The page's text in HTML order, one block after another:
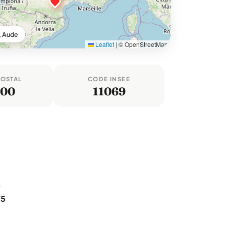
Leaflet | © OpenStreetMap
Aude
CODE INSEE
11069